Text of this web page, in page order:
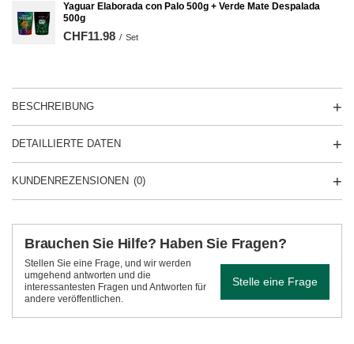
Yaguar Elaborada con Palo 500g + Verde Mate Despalada
500g
CHF11.98 / Set
BESCHREIBUNG
DETAILLIERTE DATEN
KUNDENREZENSIONEN (0)
Brauchen Sie Hilfe? Haben Sie Fragen?
Stellen Sie eine Frage, und wir werden
umgehend antworten und die
interessantesten Fragen und Antworten für
andere veröffentlichen.
Stelle eine Frage